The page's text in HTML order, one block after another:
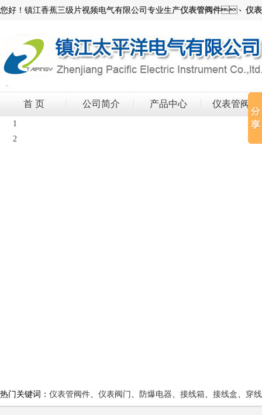
您好！镇江香蕉三级片视频电气有限公司专业生产仪表管阀件、 仪
首 页 公司简介 产品中心 仪表管阀件
1
2
热门关键词： 仪表管阀件、 仪表阀门 、 防爆电器、 接线箱、 接线盒、 穿